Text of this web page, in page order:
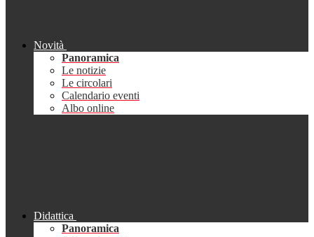
Novità
Panoramica
Le notizie
Le circolari
Calendario eventi
Albo online
Didattica
Panoramica